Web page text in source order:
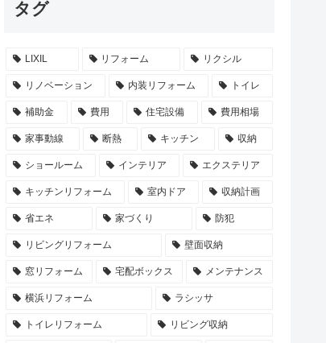
タグ
LIXIL リフォーム リクシル
リノベーション 内装リフォーム トイレ
補助金 費用 住宅設備 費用相場
家事動線 断熱 キッチン 収納
ショールーム インテリア エクステリア
キッチンリフォーム 室内ドア 収納計画
省エネ 家づくり 防犯
リビングリフォーム 壁面収納
窓リフォーム 宅配ボックス メンテナンス
横浜リフォーム ラシッサ
トイレリフォーム リビング収納